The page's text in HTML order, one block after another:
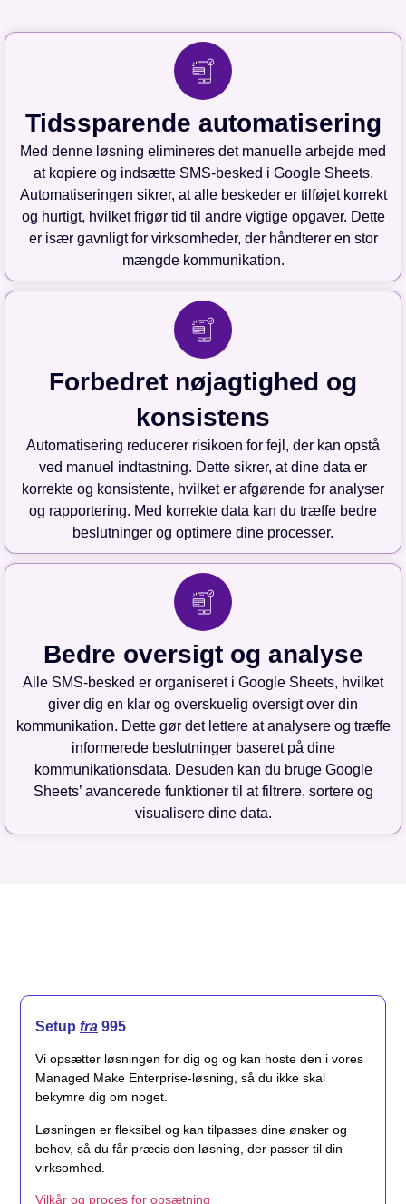
Tidssparende automatisering
Med denne løsning elimineres det manuelle arbejde med
at kopiere og indsætte SMS-besked i Google Sheets.
Automatiseringen sikrer, at alle beskeder er tilføjet korrekt
og hurtigt, hvilket frigør tid til andre vigtige opgaver. Dette
er især gavnligt for virksomheder, der håndterer en stor
mængde kommunikation.
Forbedret nøjagtighed og
konsistens
Automatisering reducerer risikoen for fejl, der kan opstå
ved manuel indtastning. Dette sikrer, at dine data er
korrekte og konsistente, hvilket er afgørende for analyser
og rapportering. Med korrekte data kan du træffe bedre
beslutninger og optimere dine processer.
Bedre oversigt og analyse
Alle SMS-besked er organiseret i Google Sheets, hvilket
giver dig en klar og overskuelig oversigt over din
kommunikation. Dette gør det lettere at analysere og træffe
informerede beslutninger baseret på dine
kommunikationsdata. Desuden kan du bruge Google
Sheets’ avancerede funktioner til at filtrere, sortere og
visualisere dine data.
Setup fra 995
Vi opsætter løsningen for dig og og kan hoste den i vores
Managed Make Enterprise-løsning, så du ikke skal
bekymre dig om noget.
Løsningen er fleksibel og kan tilpasses dine ønsker og
behov, så du får præcis den løsning, der passer til din
virksomhed.
Vilkår og proces for opsætning